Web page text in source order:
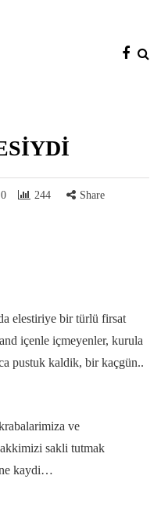
0 244 Share
elestiriye bir türlü firsat
içenle içmeyenler, kurula
pustuk kaldik, bir kaçgün..
ve
sakli tutmak
kaydi…